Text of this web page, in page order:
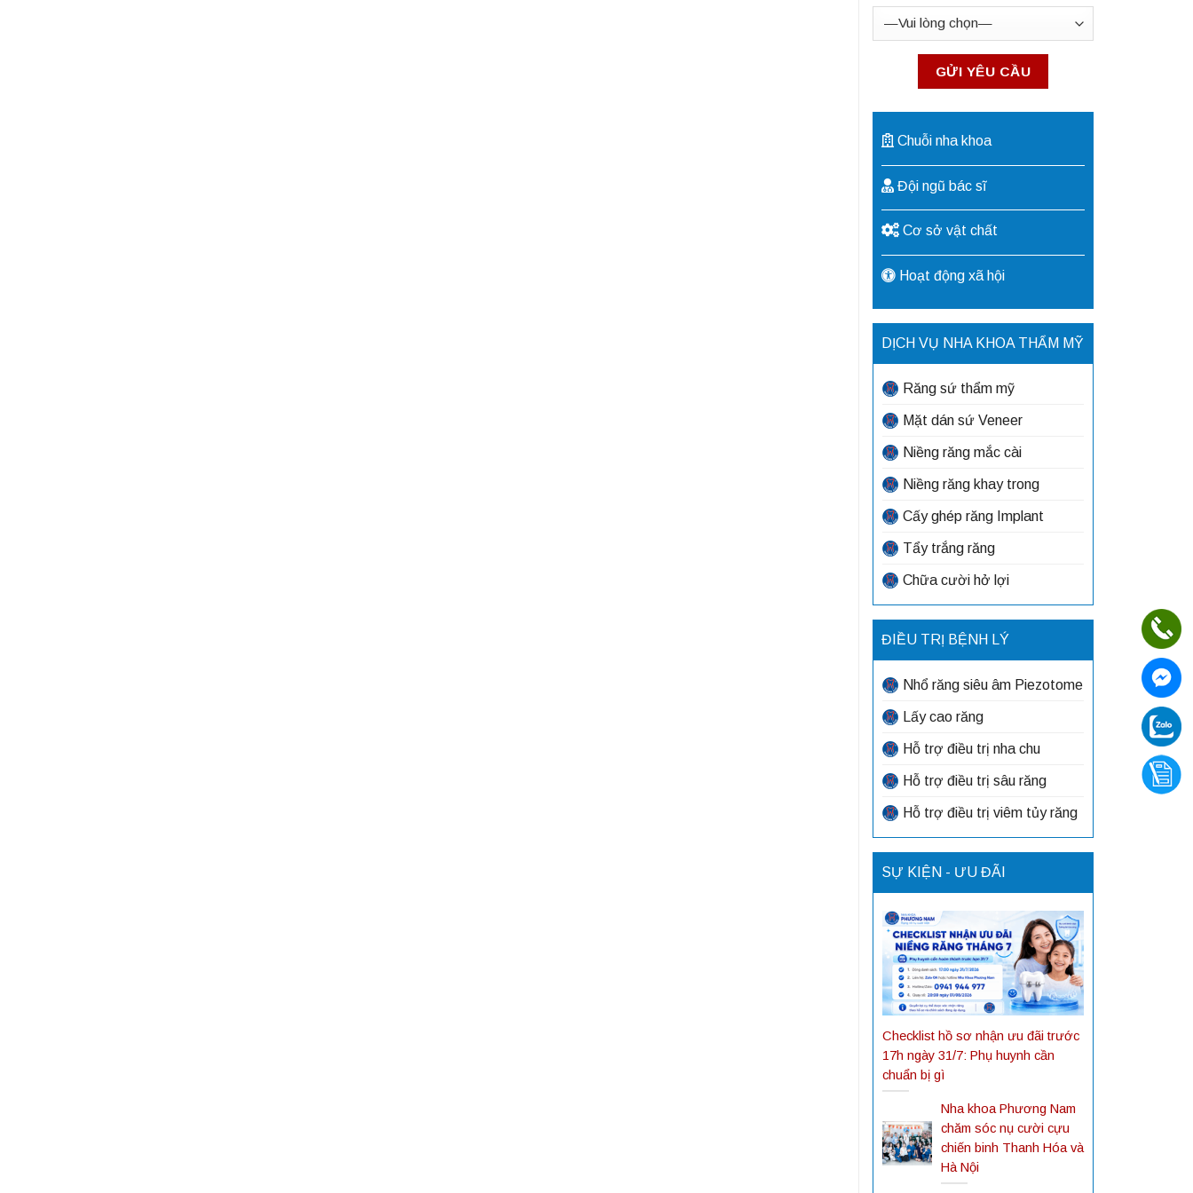
Chuỗi nha khoa
Đội ngũ bác sĩ
Cơ sở vật chất
Hoạt động xã hội
DỊCH VỤ NHA KHOA THẨM MỸ
Răng sứ thẩm mỹ
Mặt dán sứ Veneer
Niềng răng mắc cài
Niềng răng khay trong
Cấy ghép răng Implant
Tẩy trắng răng
Chữa cười hở lợi
ĐIỀU TRỊ BỆNH LÝ
Nhổ răng siêu âm Piezotome
Lấy cao răng
Hỗ trợ điều trị nha chu
Hỗ trợ điều trị sâu răng
Hỗ trợ điều trị viêm tủy răng
SỰ KIỆN - ƯU ĐÃI
Checklist hồ sơ nhận ưu đãi trước
17h ngày 31/7: Phụ huynh cần
chuẩn bị gì
Nha khoa Phương Nam
chăm sóc nụ cười cựu
chiến binh Thanh Hóa và
Hà Nội